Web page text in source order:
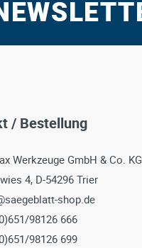
/ Bestellung
Werkzeuge GmbH & Co. KG
4, D-54296 Trier
shop.de
98126 666
98126 699